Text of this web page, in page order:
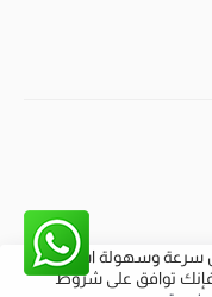
سرعة وسهولة استخدام
فإنك توافق على شروط